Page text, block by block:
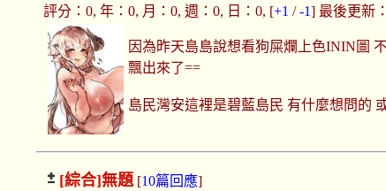
評分：0, 年：0, 月：0, 週：0, 日：0, [+1 /-1] 最後更新
因為昨天島島說想看狗屎爛上色ININ圖
飄出來了==
島民灣安這裡是碧藍島民 有什麼想問的
[綜合]無題 [10篇回應]